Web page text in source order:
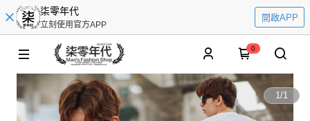
柒零年代
立刻使用官方APP
開啟APP
0
1/1